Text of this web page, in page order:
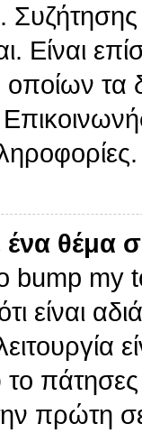
Είναι
τα
θέμα
my
είναι
πάτησες
πρώτη